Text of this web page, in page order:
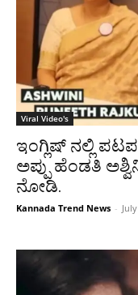
Viral Video's
ಇಂಗ್ಲಿಷ್ ನಲ್ಲಿ
ಅಪ್ಪು ಹೆಂಡತಿ
ನೋಡಿ.
Kannada Trend News -